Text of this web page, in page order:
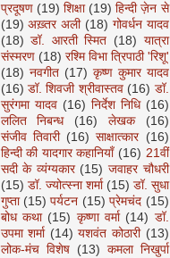
प्रदूषण (19) शिक्षा (19) हिन्दी ज़ेन से
(19) अख़्तर अली (18) गोवर्धन यादव
(18) डॉ. आरती स्मित (18) यात्रा
संस्मरण (18) रश्मि विभा त्रिपाठी 'रिशू'
(18) नवगीत (17) कृष्ण कुमार यादव
(16) डॉ. शिवजी श्रीवास्तव (16) डॉ.
सुरंगमा यादव (16) निर्देश निधि (16)
ललित निबन्ध
(16) लेखक
(16)
संजीव तिवारी (16) साक्षात्कार (16)
हिन्दी की यादगार कहानियाँ (16) 21वीं
सदी के व्यंग्यकार (15) जवाहर चौधरी
(15) डॉ. ज्योत्स्ना शर्मा (15) डॉ. सुधा
गुप्ता (15) पर्यटन (15) प्रेमचंद (15)
बोध कथा (15) कृष्णा वर्मा (14) डॉ.
उपमा शर्मा (14) यशवंत कोठारी (13)
लोक-मंच विशेष
(13) कमला निखुर्पा